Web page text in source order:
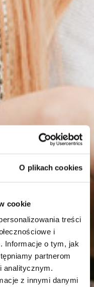
O plikach cookies
cookie
treści
i
Informacje o tym, jak
partnerom
analitycznym.
z innymi danymi